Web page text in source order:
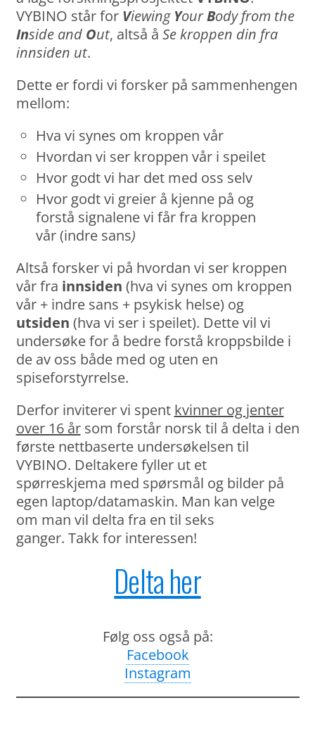
VYBINO står for Viewing YourBody from the
Inside and Out, altså å Se kroppen din fra
innsiden ut.
Dette er fordi vi forsker på sammenhengen
mellom:
Hva vi synes om kroppen vår
Hvordan vi ser kroppen vår i speilet
Hvor godt vi har det med oss selv
Hvor godt vi greier å kjenne på og
forstå signalene vi får fra kroppen
vår (indre sans)
Altså forsker vi på hvordan vi ser kroppen
vår fra innsiden (hva vi synes om kroppen
vår + indre sans + psykisk helse) og
utsiden (hva vi ser i speilet). Dette vil vi
undersøke for å bedre forstå kroppsbilde i
de av oss både med og uten en
spiseforstyrrelse.
Derfor inviterer vi spent kvinner og jenter
over 16 årsom forstår norsk til å delta i den
første nettbaserte undersøkelsen til
VYBINO. Deltakere fyller ut et
spørreskjema med spørsmål og bilder på
egen laptop/datamaskin. Man kan velge
om man vil delta fra en til seks
ganger. Takk for interessen!
Delta her
Følg oss også på:
Facebook
Instagram